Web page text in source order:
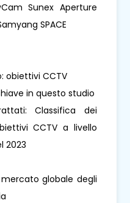
Sunex Aperture
SPACE
obiettivi CCTV
in questo studio
Classifica dei
CCTV a livello
2023
mercato globale degli